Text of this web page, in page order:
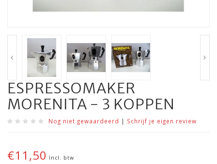
ESPRESSOMAKER
MORENITA - 3 KOPPEN
Nog niet gewaardeerd | Schrijf je eigen review
€11,50 Incl. btw